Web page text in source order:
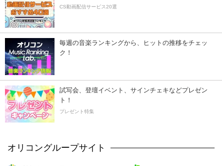
CS動画配信サービス20選
毎週の音楽ランキングから、ヒットの推移をチェッ
ク！
試写会、登壇イベント、サインチェキなどプレゼン
ト！
プレゼント特集
オリコングループサイト